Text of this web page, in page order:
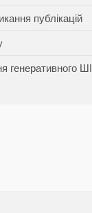
публікацій
генеративного ШІ